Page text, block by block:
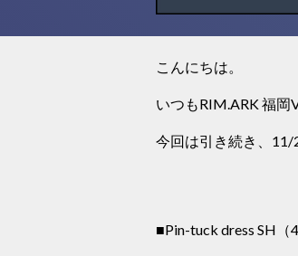
こんにちは。
いつもRIM.ARK 福岡
今回は引き続き、11/
■Pin-tuck dress SH（